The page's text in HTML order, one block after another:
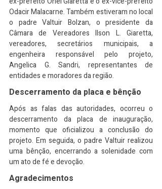
Odacir Malacarne. Também estiveram no local
o padre Valtuir Bolzan, o presidente da
Câmara de Vereadores Ilson L. Giaretta,
vereadores, secretários municipais, a
engenheira responsável pelo projeto,
Angelica G. Sandri, representantes de
entidades e moradores da região.
Descerramento da placa e bênção
Após as falas das autoridades, ocorreu o
descerramento da placa de inauguração,
momento que oficializou a conclusão do
projeto. Em seguida, o padre Valtuir realizou
uma bênção, encerrando a solenidade com
um ato de fé e devoção.
Agradecimentos